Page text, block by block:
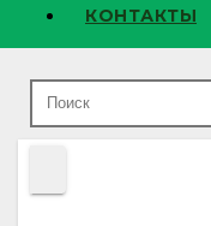
КОНТАКТЫ